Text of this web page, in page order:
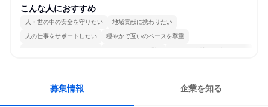
究]、仕事体験）
こんな人におすすめ
人・世の中の安全を守りたい 地域貢献に携わりたい
人の仕事をサポートしたい 穏やかで互いのペースを尊重
コミュニケーションが活発 チームワークを重視 長く同じ会社に居続けられる
募集情報 企業を知る